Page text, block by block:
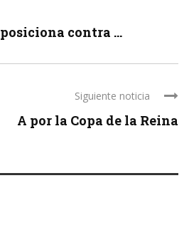
contra ...
Siguiente noticia
A por la Copa de la Reina